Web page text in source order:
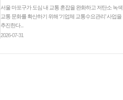
서울 마포구가 도심 내 교통 혼잡을 완화하고 저탄소 녹색
교통 문화를 확산하기 위해 ‘기업체 교통수요관리’ 사업을
추진한다...
2026-07-31